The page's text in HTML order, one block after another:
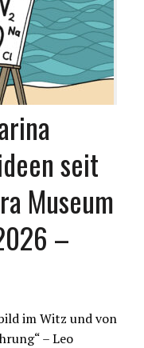
seit
Museum
–
im Witz und von
– Leo